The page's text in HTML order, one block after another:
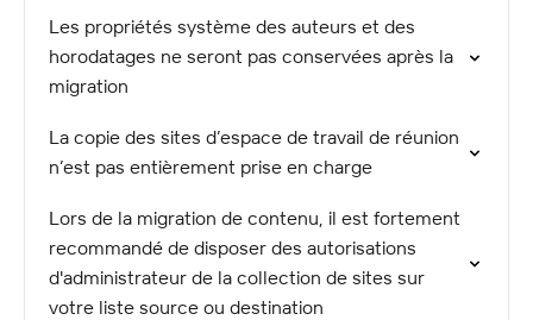
Les propriétés système des auteurs et des
horodatages ne seront pas conservées après la
migration
La copie des sites d’espace de travail de réunion
n’est pas entièrement prise en charge
Lors de la migration de contenu, il est fortement
recommandé de disposer des autorisations
d'administrateur de la collection de sites sur
votre liste source ou destination